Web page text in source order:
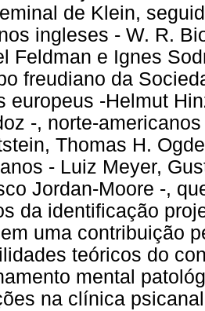
de Klein,
ingleses - W. R.
Feldman e Ignes
freudiano da
europeus -Helmut
-, norte-
Thomas H.
- Luiz Meyer,
Jordan-Moore -,
da identificação
uma contribuição
teóricos do
mental
na clínica